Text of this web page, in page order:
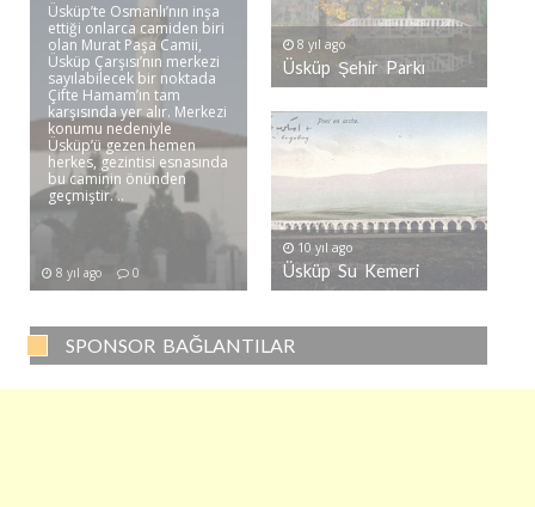
Üsküp’te Osmanlı’nın inşa
ettiği onlarca camiden biri
olan Murat Paşa Camii,
Üsküp Çarşısı’nın merkezi
sayılabilecek bir noktada
Çifte Hamam’ın tam
karşısında yer alır. Merkezi
konumu nedeniyle
Üsküp’ü gezen hemen
herkes, gezintisi esnasında
bu caminin önünden
geçmiştir. ..
8 yıl ago 0
8 yıl ago
Üsküp Şehir Parkı
10 yıl ago
Üsküp Su Kemeri
SPONSOR BAĞLANTILAR